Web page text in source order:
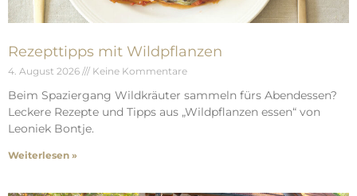
Rezepttipps mit Wildpflanzen
4. August 2026 Keine Kommentare
Beim Spaziergang Wildkräuter sammeln fürs Abendessen?
Leckere Rezepte und Tipps aus „Wildpflanzen essen“ von
Leoniek Bontje.
Weiterlesen »